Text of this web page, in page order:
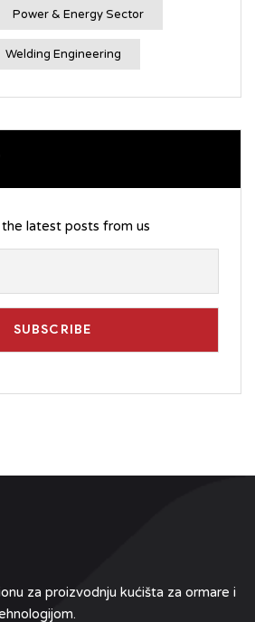
Power & Energy Sector
Welding Engineering
latest posts from us
za proizvodnju kućišta za ormare i